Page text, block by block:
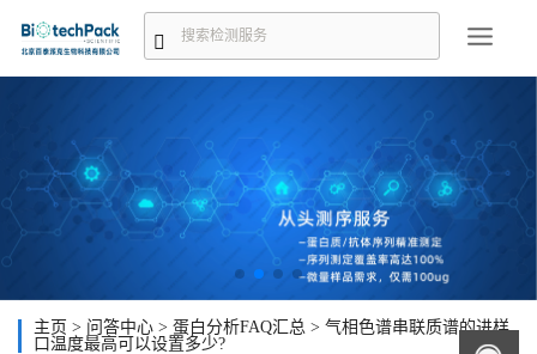
主页 > 问答中心 > 蛋白分析FAQ汇总 > 气相色谱串联质谱的进样
口温度最高可以设置多少?